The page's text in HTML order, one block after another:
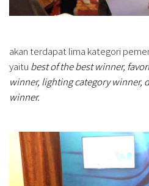
akan terdapat lima kategori
yaitu best of the best winner,
winner, lighting category winner,
winner.